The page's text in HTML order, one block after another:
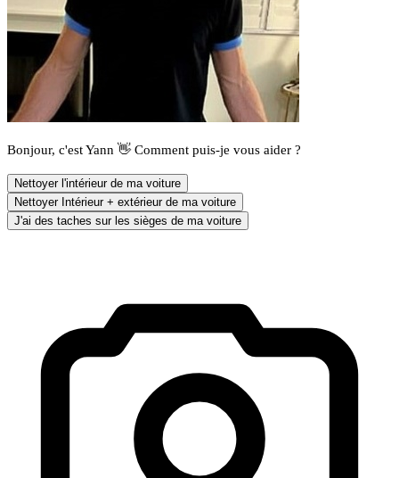
Bonjour, c'est Yann 👋 Comment puis-je vous aider ?
Nettoyer l'intérieur de ma voiture
Nettoyer Intérieur + extérieur de ma voiture
J'ai des taches sur les sièges de ma voiture